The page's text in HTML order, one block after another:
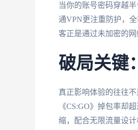
当你的账号密码穿越
通VPN更注重防护，
客正是通过未加密的
破局关键
真正影响体验的往往
《CS:GO》掉包率却
缩，配合无限流量设